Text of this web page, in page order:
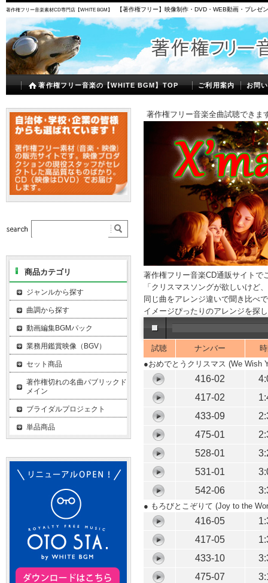
著作権フリー音楽素材CD専門店【WHITE BGM】 【著作権フリー】映像制作・DVD・WEB動画・プレ
著作権フリー音楽の【WHITE BGM】TOP ご利用案内 お問
著作権フリー音楽全曲試聴できま
著作権フリー音楽CD通販サイトで
「クリスマスソングが欲しいけど
同じ曲をアレンジ違いで聞き比べ
イメージぴったりのアレンジを探
試聴 ナンバー
●おめでとうクリスマス (We Wish
416-02
417-02
433-09
475-01
528-01
531-01
542-06
● もろびとこぞりて (Joy to the
416-05
417-05
433-10
475-07
商品カテゴリ
ジャンルから探す
曲調から探す
動画編集BGMパック
業務用鑑賞映像（BGV）
セット商品
著作権切れの名曲パブリックド
メイン
ブライダルプロジェクト
単品商品